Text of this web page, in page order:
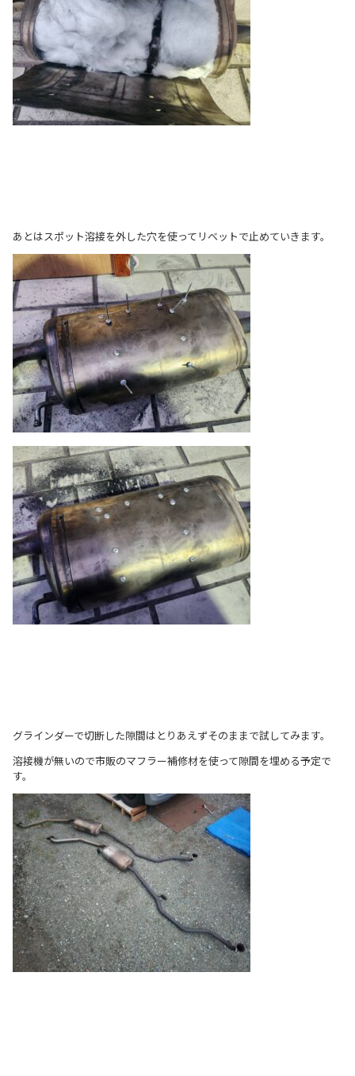
あとはスポット溶接を外した穴を使ってリベットで止めていきます。
グラインダーで切断した隙間はとりあえずそのままで試してみます。
溶接機が無いので市販のマフラー補修材を使って隙間を埋める予定で
す。